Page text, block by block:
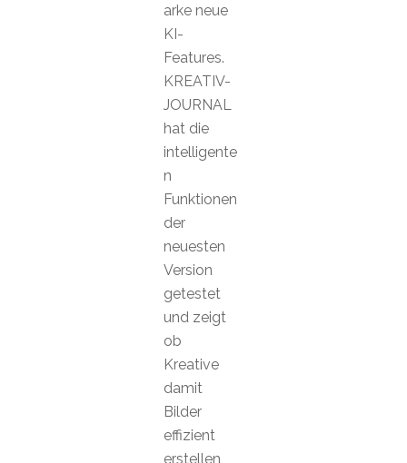
arke neue
KI-
Features.
KREATIV-
JOURNAL
hat die
intelligente
n
Funktionen
der
neuesten
Version
getestet
und zeigt
ob
Kreative
damit
Bilder
effizient
erstellen